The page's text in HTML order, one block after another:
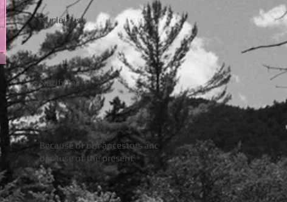
Nuclei fuse
Notify me
Because of our ancestors and
because of the present